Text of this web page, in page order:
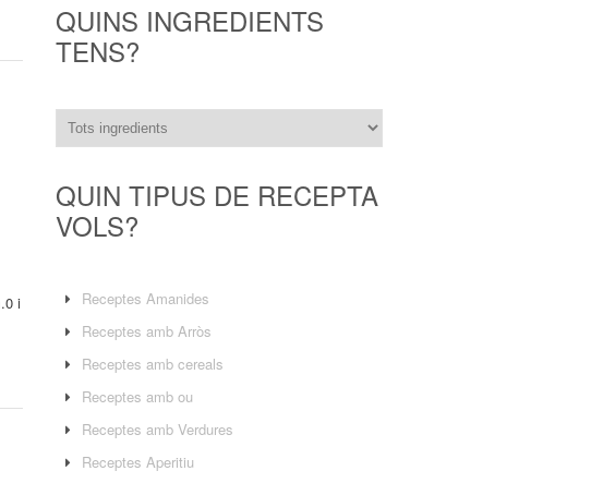
i
QUINS INGREDIENTS
TENS?
QUIN TIPUS DE RECEPTA
VOLS?
Receptes Amanides
Receptes amb Arròs
Receptes amb cereals
Receptes amb ou
Receptes amb Verdures
Receptes Aperitiu